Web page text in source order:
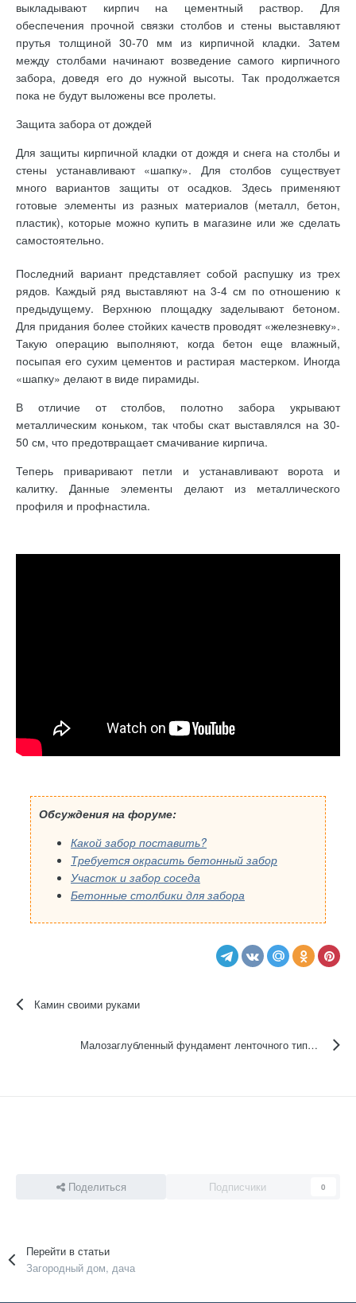
выкладывают кирпич на цементный раствор. Для
обеспечения прочной связки столбов и стены выставляют
прутья толщиной 30-70 мм из кирпичной кладки. Затем
между столбами начинают возведение самого кирпичного
забора, доведя его до нужной высоты. Так продолжается
пока не будут выложены все пролеты.
Защита забора от дождей
Для защиты кирпичной кладки от дождя и снега на столбы и
стены устанавливают «шапку». Для столбов существует
много вариантов защиты от осадков. Здесь применяют
готовые элементы из разных материалов (металл, бетон,
пластик), которые можно купить в магазине или же сделать
самостоятельно.
Последний вариант представляет собой распушку из трех
рядов. Каждый ряд выставляют на 3-4 см по отношению к
предыдущему. Верхнюю площадку заделывают бетоном.
Для придания более стойких качеств проводят «железневку».
Такую операцию выполняют, когда бетон еще влажный,
посыпая его сухим цементов и растирая мастерком. Иногда
«шапку» делают в виде пирамиды.
В отличие от столбов, полотно забора укрывают
металлическим коньком, так чтобы скат выставлялся на 30-
50 см, что предотвращает смачивание кирпича.
Теперь приваривают петли и устанавливают ворота и
калитку. Данные элементы делают из металлического
профиля и профнастила.
Обсуждения на форуме:
Какой забор поставить?
Требуется окрасить бетонный забор
Участок и забор соседа
Бетонные столбики для забора
Камин своими руками
Малозаглубленный фундамент ленточного типа своими руками
Поделиться Подписчики 0
Перейти в статьи
Загородный дом, дача